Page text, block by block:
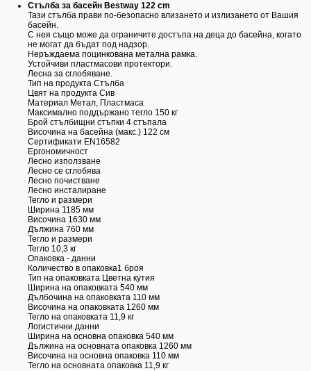
Стълба за басейн Bestway 122 cm
Тази стълба прави по-безопасно влизането и излизането от Вашия
басейн.
С нея също може да ограничите достъпа на деца до басейна, когато
не могат да бъдат под надзор.
Неръждаема поцинкована метална рамка.
Устойчиви пластмасови протектори.
Лесна за сглобяване.
Тип на продукта Стълба
Цвят на продукта Сив
Материал Метал, Пластмаса
Максимално поддържано тегло 150 кг
Брой стълбищни стъпки 4 стъпала
Височина на басейна (макс.) 122 см
Сертификати EN16582
Ергономичност
Лесно използване
Лесно се сглобява
Лесно почистване
Лесно инсталиране
Тегло и размери
Ширина 1185 мм
Височина 1630 мм
Дължина 760 мм
Тегло и размери
Тегло 10,3 кг
Опаковка - данни
Количество в опаковка1 броя
Тип на опаковката Цветна кутия
Ширина на опаковката 540 мм
Дълбочина на опаковката 110 мм
Височина на опаковката 1260 мм
Тегло на опаковката 11,9 кг
Логистични данни
Ширина на основна опаковка 540 мм
Дължина на основната опаковка 1260 мм
Височина на основна опаковка 110 мм
Тегло на основната опаковка 11,9 кг